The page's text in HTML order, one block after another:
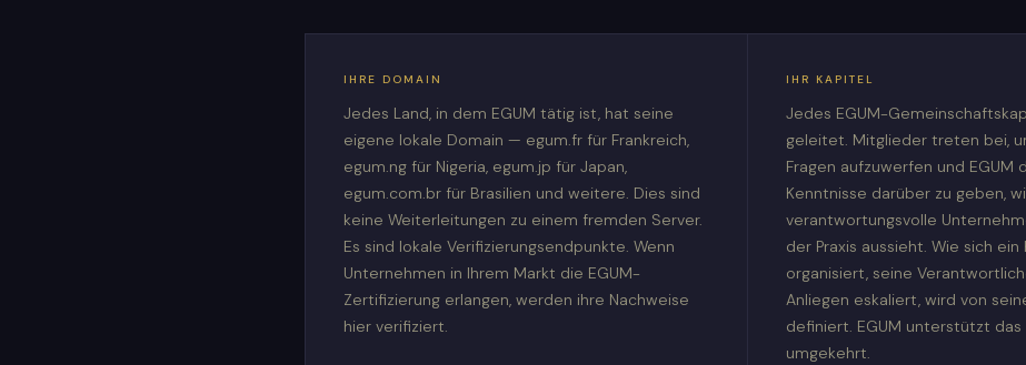
IHRE DOMAIN
Jedes Land, in dem EGUM tätig ist, hat seine
eigene lokale Domain — egum.fr für Frankreich,
egum.ng für Nigeria, egum.jp für Japan,
egum.com.br für Brasilien und weitere. Dies sind
keine Weiterleitungen zu einem fremden Server.
Es sind lokale Verifizierungsendpunkte. Wenn
Unternehmen in Ihrem Markt die EGUM-
Zertifizierung erlangen, werden ihre Nachweise
hier verifiziert.
IHR KAPITEL
Jedes EGUM-
geleitet. Mitglieder treten bei,
Fragen aufzuwerfen und EGUM
Kenntnisse darüber zu geben,
verantwortungsvolle
der Praxis aussieht. Wie sich
organisiert, seine
Anliegen eskaliert, wird von
definiert. EGUM unterstützt
umgekehrt.